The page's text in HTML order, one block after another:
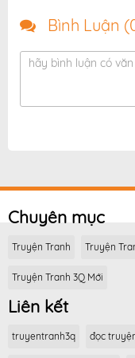
Bình Luận (
hãy bình luận có
Chuyên mục
Truyện Tranh Truyện
Truyện Tranh 3Q Mới
Liên kết
truyentranh3q đọc